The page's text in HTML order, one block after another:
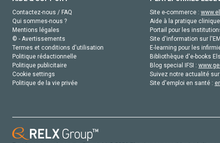
Contactez-nous / FAQ
Qui sommes-nous ?
Mentions légales
© - Avertissements
Termes et conditions d'utilisation
Politique rédactionnelle
Politique publicitaire
Cookie settings
Politique de la vie privée
Site e-commerce :
Aide à la pratique
Portail pour les
Site d'information sur
E-learning pour les
Bibliothèque d'e-books
Blog special IFSI :
Suivez notre actualité
Site d'emploi en santé :